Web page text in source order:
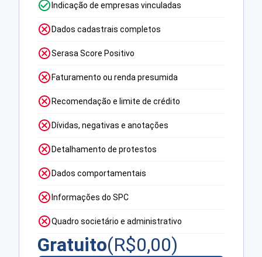
Indicação de empresas vinculadas
Dados cadastrais completos
Serasa Score Positivo
Faturamento ou renda presumida
Recomendação e limite de crédito
Dívidas, negativas e anotações
Detalhamento de protestos
Dados comportamentais
Informações do SPC
Quadro societário e administrativo
Gratuito(R$0,00)